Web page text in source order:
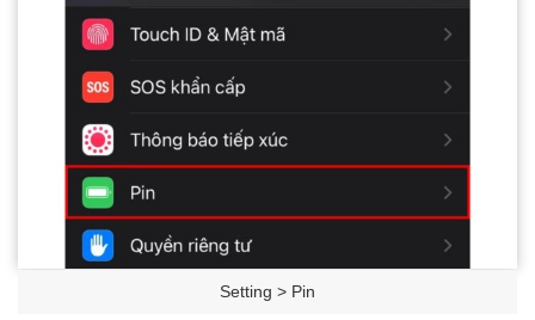
Setting > Pin